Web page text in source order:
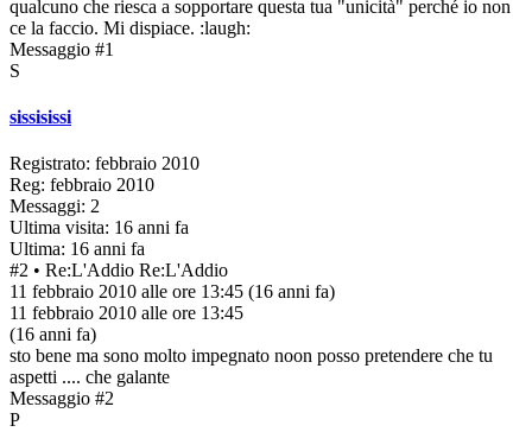
qualcuno che riesca a sopportare questa tua "unicità" perché io non
ce la faccio. Mi dispiace. :laugh:
Messaggio #1
S
sissisissi
Registrato: febbraio 2010
Reg: febbraio 2010
Messaggi: 2
Ultima visita: 16 anni fa
Ultima: 16 anni fa
#2 • Re:L'Addio Re:L'Addio
11 febbraio 2010 alle ore 13:45 (16 anni fa)
11 febbraio 2010 alle ore 13:45
(16 anni fa)
sto bene ma sono molto impegnato noon posso pretendere che tu
aspetti .... che galante
Messaggio #2
P